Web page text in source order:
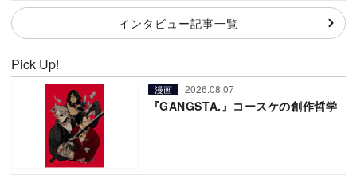
インタビュー記事一覧
Pick Up!
漫画 2026.08.07
『GANGSTA.』コースケの創作哲学